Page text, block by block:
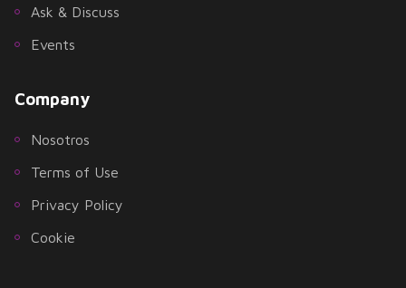
Ask & Discuss
Events
Company
Nosotros
Terms of Use
Privacy Policy
Cookie